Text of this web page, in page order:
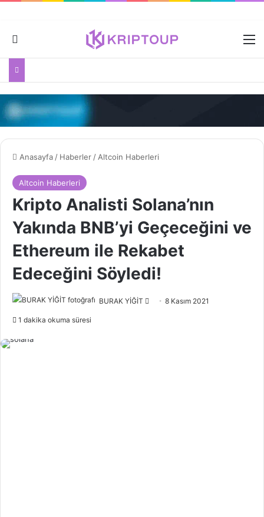
Dış görünümü değiştir
Anasayfa / Haberler / Altcoin Haberleri
Altcoin Haberleri
Kripto Analisti Solana’nın
Yakında BNB’yi Geçeceğini ve
Ethereum ile Rekabet
Edeceğini Söyledi!
BURAK YİĞİT 8 Kasım 2021
1 dakika okuma süresi